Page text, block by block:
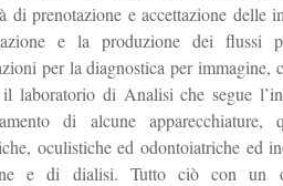
di prenotazione e accettazione delle
e la produzione dei
per la diagnostica per
laboratorio di Analisi che segue
di alcune
oculistiche ed odontoiatriche ed
e di dialisi. Tutto ciò con un